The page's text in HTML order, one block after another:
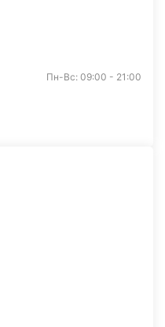
Пн-Вс: 09:00 - 21:00